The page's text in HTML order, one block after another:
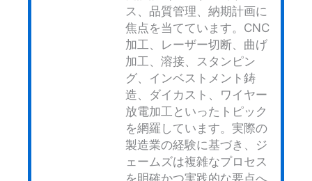
ス、品質管理、納期計画に
焦点を当てています。CNC
加工、レーザー切断、曲げ
加工、溶接、スタンピン
グ、インベストメント鋳
造、ダイカスト、ワイヤー
放電加工といったトピック
を網羅しています。実際の
製造業の経験に基づき、ジ
ェームズは複雑なプロセス